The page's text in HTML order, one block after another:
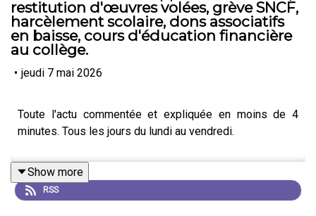
restitution d'œuvres volées, grève SNCF,
harcèlement scolaire, dons associatifs
en baisse, cours d'éducation financière
au collège.
• jeudi 7 mai 2026
Toute l'actu commentée et expliquée en moins de 4
minutes. Tous les jours du lundi au vendredi.
Show more
RSS